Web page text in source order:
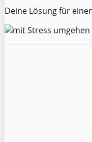
Deine Lösung für